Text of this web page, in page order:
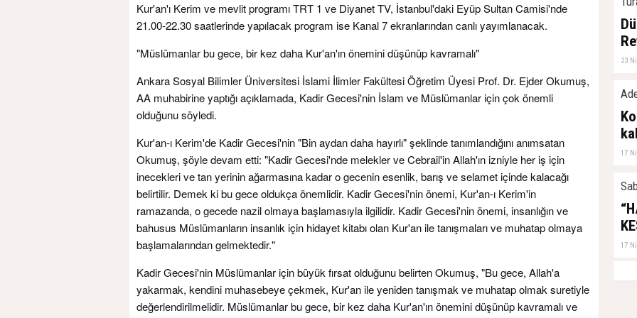
Kur'an'ı Kerim ve mevlit programı TRT 1 ve Diyanet TV, İstanbul'daki Eyüp Sultan Camisi'nde
21.00-22.30 saatlerinde yapılacak program ise Kanal 7 ekranlarından canlı yayımlanacak.
"Müslümanlar bu gece, bir kez daha Kur'an'ın önemini düşünüp kavramalı"
Ankara Sosyal Bilimler Üniversitesi İslami İlimler Fakültesi Öğretim Üyesi Prof. Dr. Ejder Okumuş,
AA muhabirine yaptığı açıklamada, Kadir Gecesi'nin İslam ve Müslümanlar için çok önemli
olduğunu söyledi.
Kur'an-ı Kerim'de Kadir Gecesi'nin "Bin aydan daha hayırlı" şeklinde tanımlandığını anımsatan
Okumuş, şöyle devam etti: "Kadir Gecesi'nde melekler ve Cebrail'in Allah'ın izniyle her iş için
inecekleri ve tan yerinin ağarmasına kadar o gecenin esenlik, barış ve selamet içinde kalacağı
belirtilir. Demek ki bu gece oldukça önemlidir. Kadir Gecesi'nin önemi, Kur'an-ı Kerim'in
ramazanda, o gecede nazil olmaya başlamasıyla ilgilidir. Kadir Gecesi'nin önemi, insanlığın ve
bahusus Müslümanların insanlık için hidayet kitabı olan Kur'an ile tanışmaları ve muhatap olmaya
başlamalarından gelmektedir."
Kadir Gecesi'nin Müslümanlar için büyük fırsat olduğunu belirten Okumuş, "Bu gece, Allah'a
yakarmak, kendini muhasebeye çekmek, Kur'an ile yeniden tanışmak ve muhatap olmak suretiyle
değerlendirilmelidir. Müslümanlar bu gece, bir kez daha Kur'an'ın önemini düşünüp kavramalı ve
23
17
17